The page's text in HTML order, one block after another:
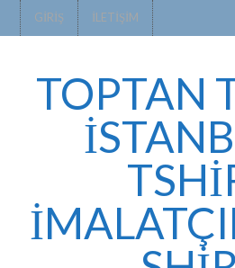
GIRIŞ İLETIŞIM
TOPTAN